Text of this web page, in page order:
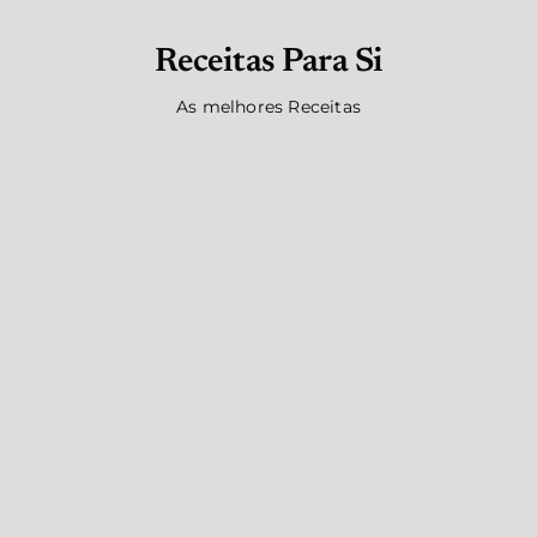
Receitas Para Si
As melhores Receitas